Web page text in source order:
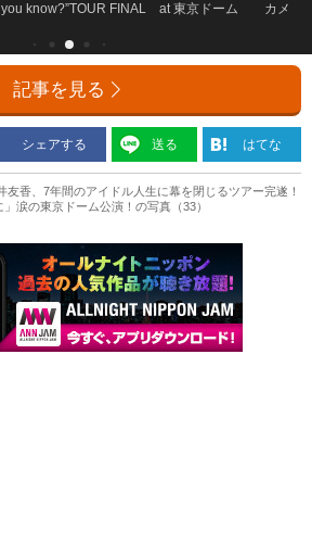
you know?”TOUR FINAL at 東京ドーム カメ
記事を見る
シェアする 送る はてな
友香、7年間のアイドル人生に幕を閉じるツアー完遂！
涙の東京ドーム公演！の写真（33）